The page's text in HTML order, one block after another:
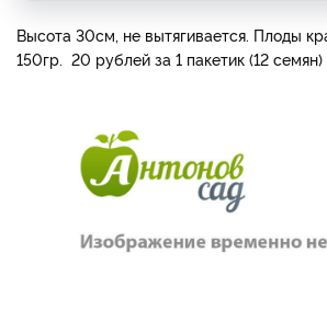
Высота 30см, не вытягивается. Плоды
150гр. 20 рублей за 1 пакетик (12 семян)